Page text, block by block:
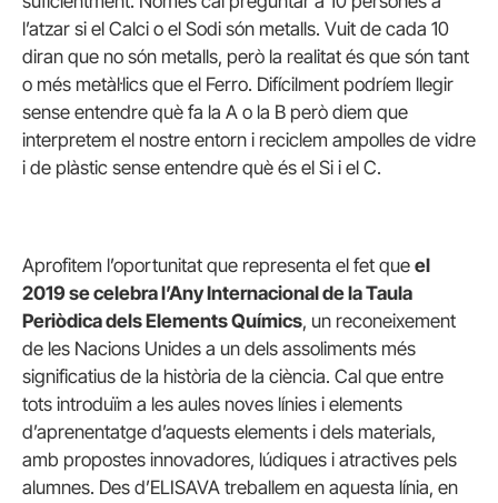
l’atzar si el Calci o el Sodi són metalls. Vuit de cada 10
diran que no són metalls, però la realitat és que són tant
o més metàl·lics que el Ferro. Difícilment podríem llegir
sense entendre què fa la A o la B però diem que
interpretem el nostre entorn i reciclem ampolles de vidre
i de plàstic sense entendre què és el Si i el C.
Aprofitem l’oportunitat que representa el fet que el
2019 se celebra l’Any Internacional de la Taula
Periòdica dels Elements Químics, un reconeixement
de les Nacions Unides a un dels assoliments més
significatius de la història de la ciència. Cal que entre
tots introduïm a les aules noves línies i elements
d’aprenentatge d’aquests elements i dels materials,
amb propostes innovadores, lúdiques i atractives pels
alumnes. Des d’ELISAVA treballem en aquesta línia, en